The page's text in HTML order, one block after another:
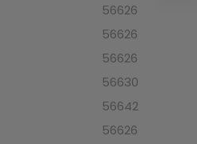
56626
56626
56626
56630
56642
56626